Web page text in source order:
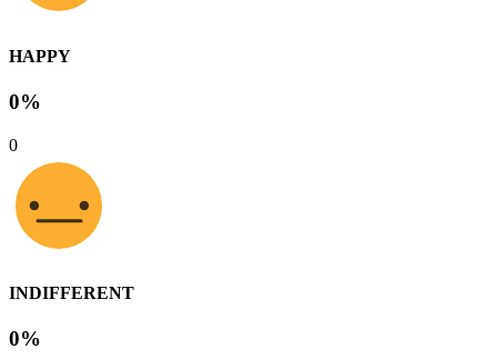
HAPPY
0%
0
INDIFFERENT
0%